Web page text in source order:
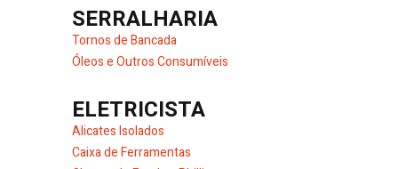
SERRALHARIA
Tornos de Bancada
Óleos e Outros Consumíveis
ELETRICISTA
Alicates Isolados
Caixa de Ferramentas